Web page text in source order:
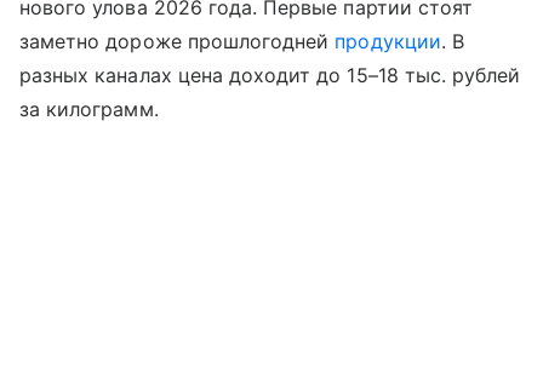
нового улова 2026 года. Первые партии стоят
заметно дороже прошлогодней продукции. В
разных каналах цена доходит до 15–18 тыс. рублей
за килограмм.